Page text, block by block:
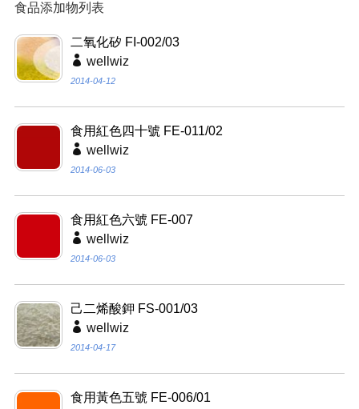
食品添加物列表
二氧化矽 FI-002/03
wellwiz
2014-04-12
食用紅色四十號 FE-011/02
wellwiz
2014-06-03
食用紅色六號 FE-007
wellwiz
2014-06-03
己二烯酸鉀 FS-001/03
wellwiz
2014-04-17
食用黃色五號 FE-006/01